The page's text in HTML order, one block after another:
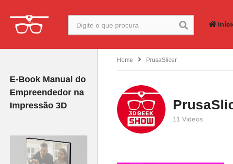
E-Book Manual do
Empreendedor na
Impressão 3D
Home PrusaSlicer
11 Videos